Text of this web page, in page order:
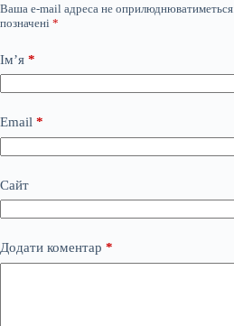
Ваша e-mail адреса не оприлюднюватиметься.
позначені *
Ім’я *
Email *
Сайт
Додати коментар *